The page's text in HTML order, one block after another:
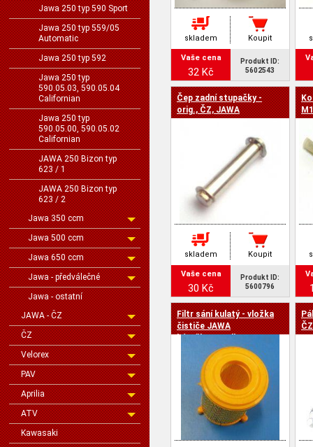
Jawa 250 typ 590 Sport
Jawa 250 typ 559/05
Automatic
Jawa 250 typ 592
Jawa 250 typ
590.05.03, 590.05.04
Californian
Jawa 250 typ
590.05.00, 590.05.02
Californian
JAWA 250 Bizon typ
623 / 1
JAWA 250 Bizon typ
623 / 2
Jawa 350 ccm
Jawa 500 ccm
Jawa 650 ccm
Jawa - předválečné
Jawa - ostatní
JAWA - ČZ
ČZ
Velorex
PAV
Aprilia
ATV
Kawasaki
skladem Koupit
Vaše cena
32 Kč
Produkt ID:
5602543
Čep zadní stupačky -
orig., ČZ, JAWA
skladem Koupit
Vaše cena
30 Kč
Produkt ID:
5600796
Filtr sání kulatý - vložka
čističe JAWA
ČZ